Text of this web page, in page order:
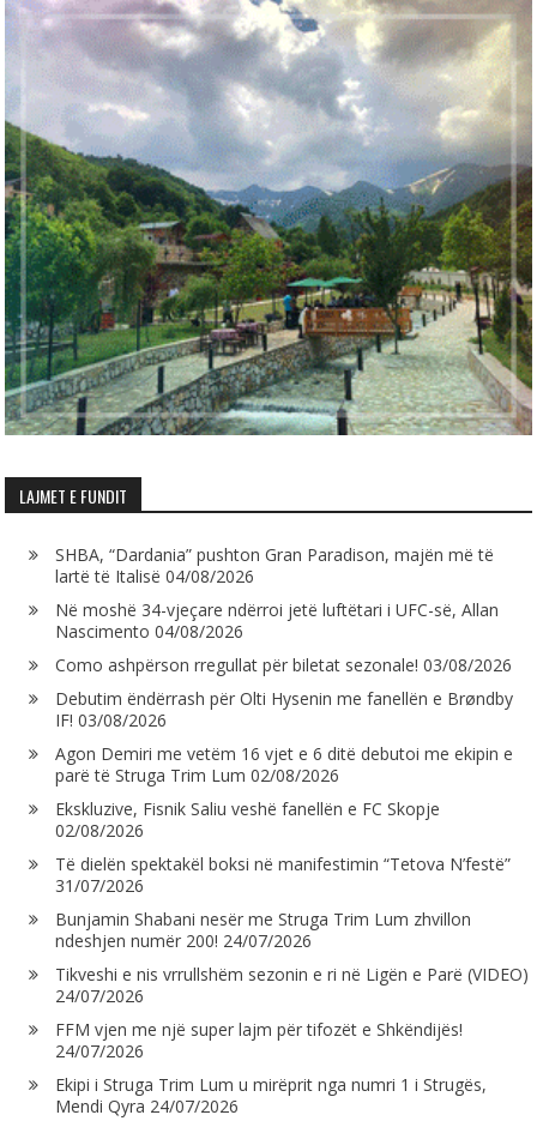
LAJMET E FUNDIT
SHBA, “Dardania” pushton Gran Paradison, majën më të
lartë të Italisë 04/08/2026
Në moshë 34-vjeçare ndërroi jetë luftëtari i UFC-së, Allan
Nascimento 04/08/2026
Como ashpërson rregullat për biletat sezonale! 03/08/2026
Debutim ëndërrash për Olti Hysenin me fanellën e Brøndby
IF! 03/08/2026
Agon Demiri me vetëm 16 vjet e 6 ditë debutoi me ekipin e
parë të Struga Trim Lum 02/08/2026
Ekskluzive, Fisnik Saliu veshë fanellën e FC Skopje
02/08/2026
Të dielën spektakël boksi në manifestimin “Tetova N’festë”
31/07/2026
Bunjamin Shabani nesër me Struga Trim Lum zhvillon
ndeshjen numër 200! 24/07/2026
Tikveshi e nis vrrullshëm sezonin e ri në Ligën e Parë (VIDEO)
24/07/2026
FFM vjen me një super lajm për tifozët e Shkëndijës!
24/07/2026
Ekipi i Struga Trim Lum u mirëprit nga numri 1 i Strugës,
Mendi Qyra 24/07/2026